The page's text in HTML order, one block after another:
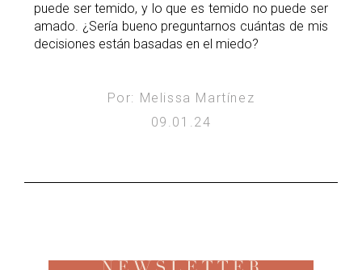
puede ser temido, y lo que es temido no puede ser
amado. ¿Sería bueno preguntarnos cuántas de mis
decisiones están basadas en el miedo?
Por: Melissa Martínez
09.01.24